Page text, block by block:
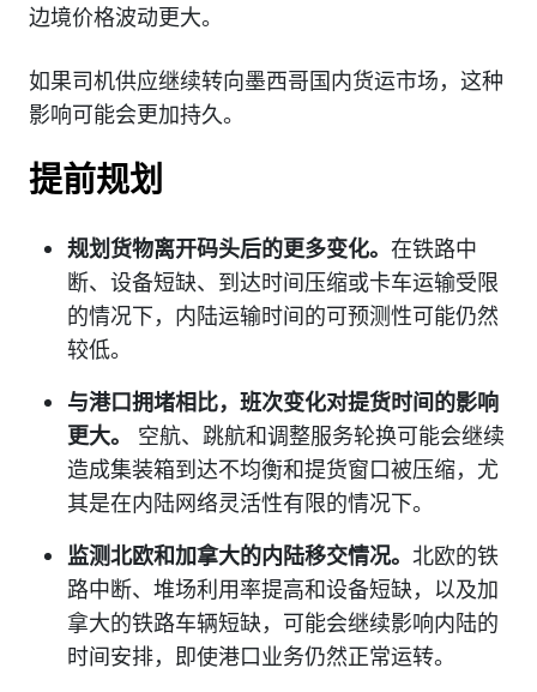
边境价格波动更大。
如果司机供应继续转向墨西哥国内货运市场，这种
影响可能会更加持久。
提前规划
规划货物离开码头后的更多变化。 在铁路中
断、设备短缺、到达时间压缩或卡车运输受限
的情况下，内陆运输时间的可预测性可能仍然
较低。
与港口拥堵相比，班次变化对提货时间的影响
更大。 空航、跳航和调整服务轮换可能会继续
造成集装箱到达不均衡和提货窗口被压缩，尤
其是在内陆网络灵活性有限的情况下。
监测北欧和加拿大的内陆移交情况。 北欧的铁
路中断、堆场利用率提高和设备短缺，以及加
拿大的铁路车辆短缺，可能会继续影响内陆的
时间安排，即使港口业务仍然正常运转。